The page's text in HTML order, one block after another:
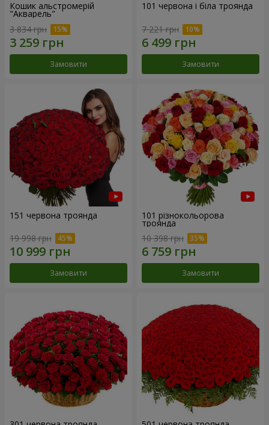
Кошик альстромерій
"Акварель"
3 834 грн
Замовити
101 червона і біла троянда
7 221 грн
Замовити
151 червона троянда
19 998 грн
Замовити
101 різнокольорова
троянда
10 398 грн
Замовити